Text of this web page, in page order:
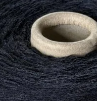
70%, шёлк 20%
синий близкий к